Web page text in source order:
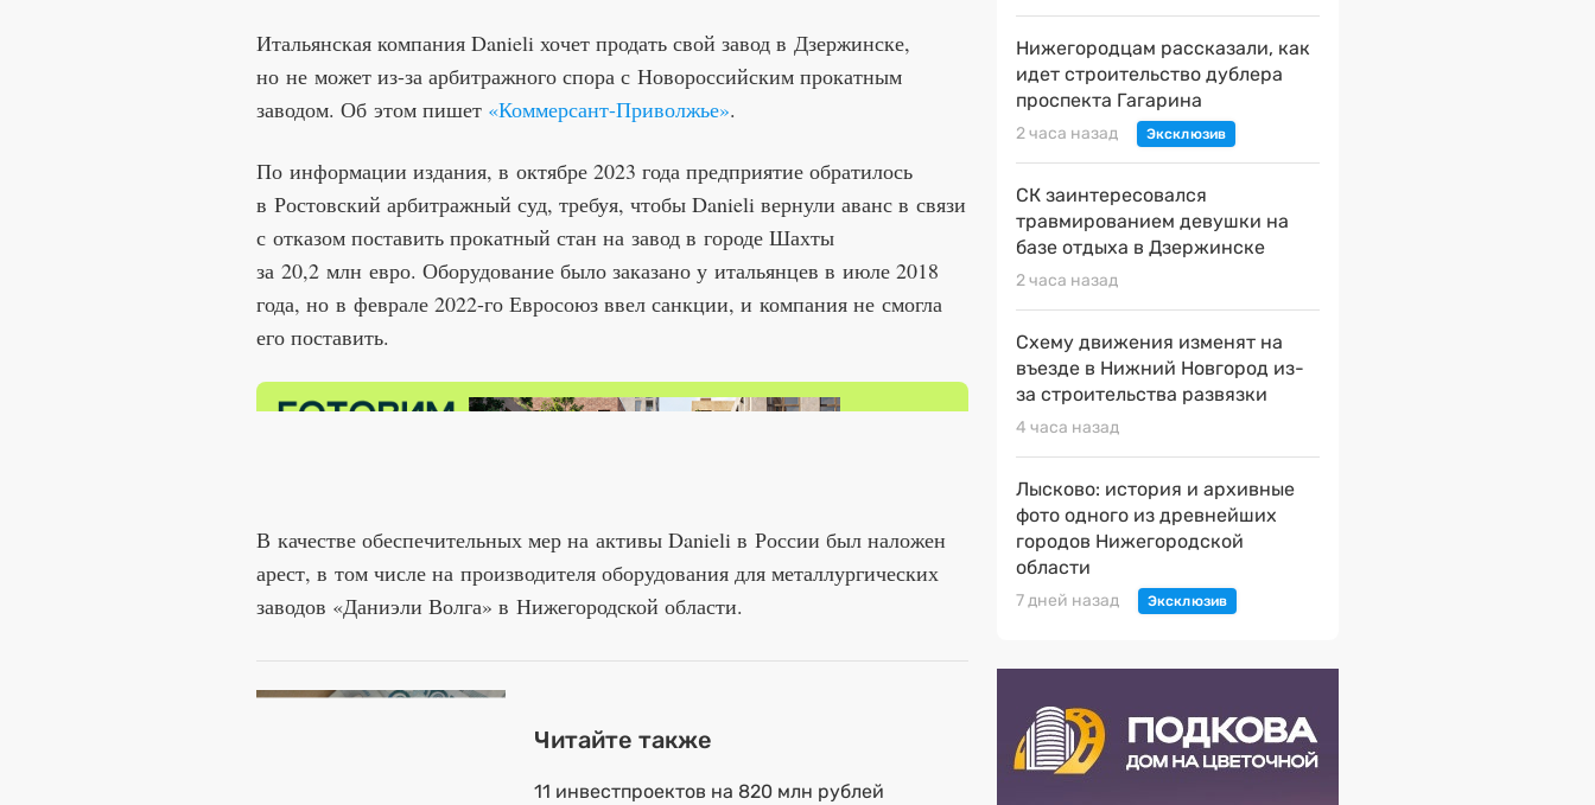
Итальянская компания Danieli хочет продать свой завод в Дзержинске,
но не может из-за арбитражного спора с Новороссийским прокатным
заводом. Об этом пишет «Коммерсант-Приволжье».
По информации издания, в октябре 2023 года предприятие обратилось
в Ростовский арбитражный суд, требуя, чтобы Danieli вернули аванс в связи
с отказом поставить прокатный стан на завод в городе Шахты
за 20,2 млн евро. Оборудование было заказано у итальянцев в июле 2018
года, но в феврале 2022-го Евросоюз ввел санкции, и компания не смогла
его поставить.
В качестве обеспечительных мер на активы Danieli в России был наложен
арест, в том числе на производителя оборудования для металлургических
заводов «Даниэли Волга» в Нижегородской области.
Читайте также
11 инвестпроектов на 820 млн рублей
Нижегородцам рассказали, как
идет строительство дублера
проспекта Гагарина
2 часа назад
СК заинтересовался
травмированием девушки на
базе отдыха в Дзержинске
2 часа назад
Схему движения изменят на
въезде в Нижний Новгород из-
за строительства развязки
4 часа назад
Лысково: история и архивные
фото одного из древнейших
городов Нижегородской
области
7 дней назад